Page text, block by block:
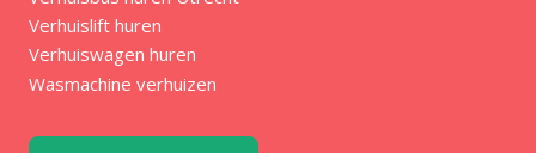
Verhuislift huren
Verhuiswagen huren
Wasmachine verhuizen